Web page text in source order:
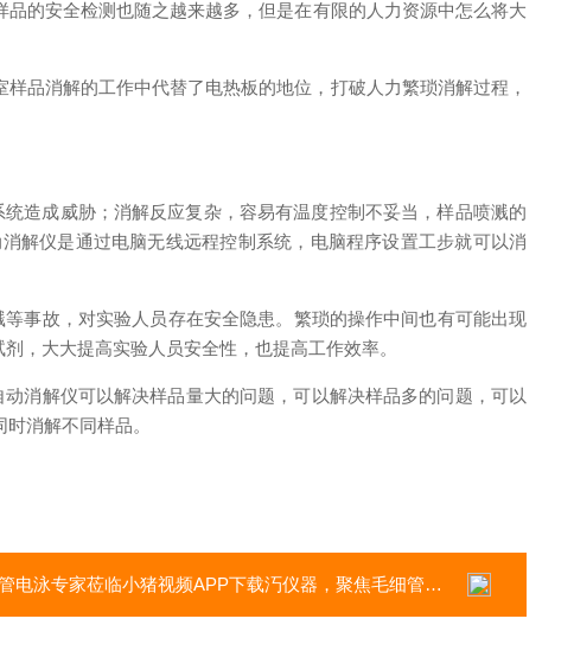
的安全检测也随之越来越多，但是在有限的人力资源中怎么将大
品消解的工作中代替了电热板的地位，打破人力繁琐消解过程，
威胁；消解反应复杂，容易有温度控制不妥当，样品喷溅的
消解仪是通过电脑无线远程控制系统，电脑程序设置工步就可以消
事故，对实验人员存在安全隐患。繁琐的操作中间也有可能出现
，大大提高实验人员安全性，也提高工作效率。
解仪可以解决样品量大的问题，可以解决样品多的问题，可以
解不同样品。
泳专家莅临小猪视频APP下载汅仪器，聚焦毛细管电泳仪国产化发展与推广